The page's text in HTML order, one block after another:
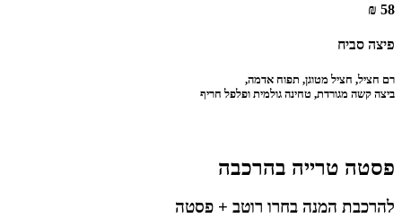
58 ₪
פיצה סביח
רם חציל, חציל מטוגן, תפוח אדמה,
ביצה קשה מגורדת, טחינה גולמית ופלפל חריף
פסטה טרייה בהרכבה
להרכבת המנה בחרו רוטב + פסטה